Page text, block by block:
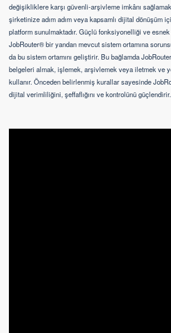
değişikliklere karşı güvenli-arşivleme imkânı
şirketinize adım adım veya kapsamlı dijital dönüşüm
platform sunulmaktadır. Güçlü fonksiyonelliği ve
JobRouter® bir yandan mevcut sistem ortamına
da bu sistem ortamını geliştirir. Bu bağlamda
belgeleri almak, işlemek, arşivlemek veya iletmek ve
kullanır. Önceden belirlenmiş kurallar sayesinde
dijital verimliliğini, şeffaflığını ve kontrolünü güçlendirir.